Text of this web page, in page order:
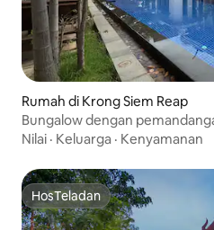
Rumah di Krong Siem Reap
Bungalow dengan
-ensuite | kursi berjemur
Nilai · Keluarga · Kenyamanan
HosTeladan
HosTeladan